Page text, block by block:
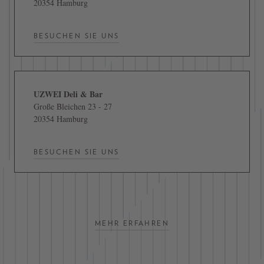
20354 Hamburg
BESUCHEN SIE UNS
UZWEI Deli & Bar
Große Bleichen 23 - 27
20354 Hamburg
BESUCHEN SIE UNS
MEHR ERFAHREN